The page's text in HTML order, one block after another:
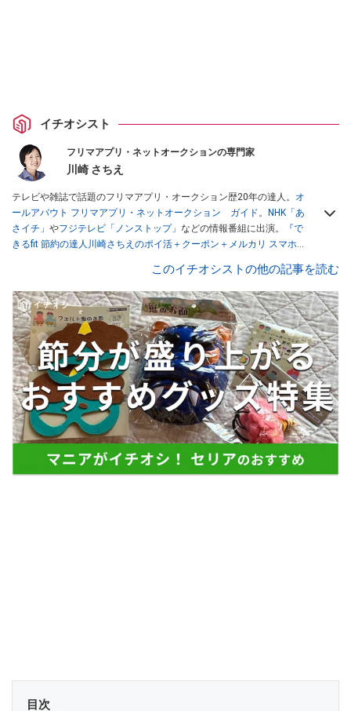
イチオシスト
フリマアプリ・ネットオークションの専門家
川崎 さちえ
テレビや雑誌で話題のフリマアプリ・オークション歴20年の達人。 オ
ールアバウト フリマアプリ・ネットオークション ガイド。
NHK「あ
さイチ」 やフジテレビ「ノンストップ」 などの情報番組に出演。
『で
きるfit 節約の達人川崎さちえのポイ活＋クーポン＋メルカリ スマホで
スマホ1つでスキマ時間に効率的に稼ぐ！』（翔泳社刊） ほか著書多
数。ブログは「川崎さちえのごちゃまぜ日記」。
■経歴：2003年、夫が子育てをするために、突然会社を辞める。翌月
からの給料が０円になり、家にいながら、しかも空いた時間でできる
オークションに目をつける。しかし、取引の仕方がわからずに、まず
は落札者として参加。その後、出品者側にまわり、家の中の物を出品
しまくる。出品する物がほぼなくなってからは、仕入れを経験。ネッ
トオークションを生活の一部に取り入れるべく、「ネットオークショ
ンやフリマアプリは生活のインフラになる」という考えを持つ。また
消費税増税の社会においては、ネットオークションやフリマアプリが
家計の救世主になりえると考え、業者とは違う視点でユーザーとして
このイチオシストの他の記事を読む
目次